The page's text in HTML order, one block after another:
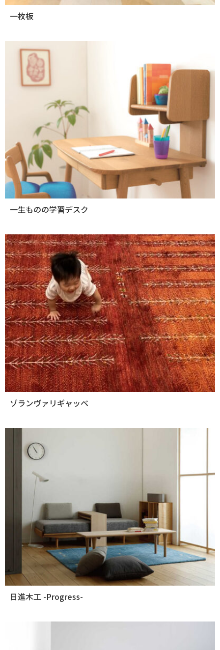
一枚板
一生ものの学習デスク
ゾランヴァリギャッベ
日進木工 -Progress-